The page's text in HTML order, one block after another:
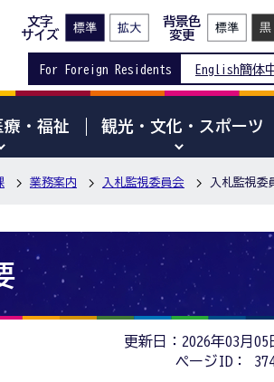
文字
サイズ
背景色
変更
For Foreign Residents English簡体
療・福祉 観光・文化・スポーツ
業務案内 入札監視委員会 入札監視委
更新日：2026年03月05
ページID：